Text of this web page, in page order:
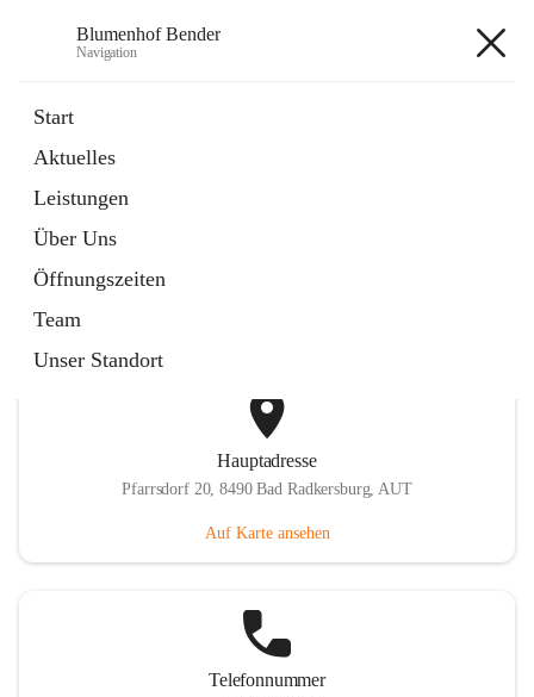
Blumenhof Bender
Navigation
Start
Aktuelles
Leistungen
Über Uns
Öffnungszeiten
Team
Unser Standort
Externe Webseite
in
Tab
INSTAGRAM
Externe Webseite
öffnet
in
neuem
Tab
Hauptadresse
Pfarrsdorf 20, 8490 Bad Radkersburg, AUT
Auf Karte ansehen
Telefonnummer